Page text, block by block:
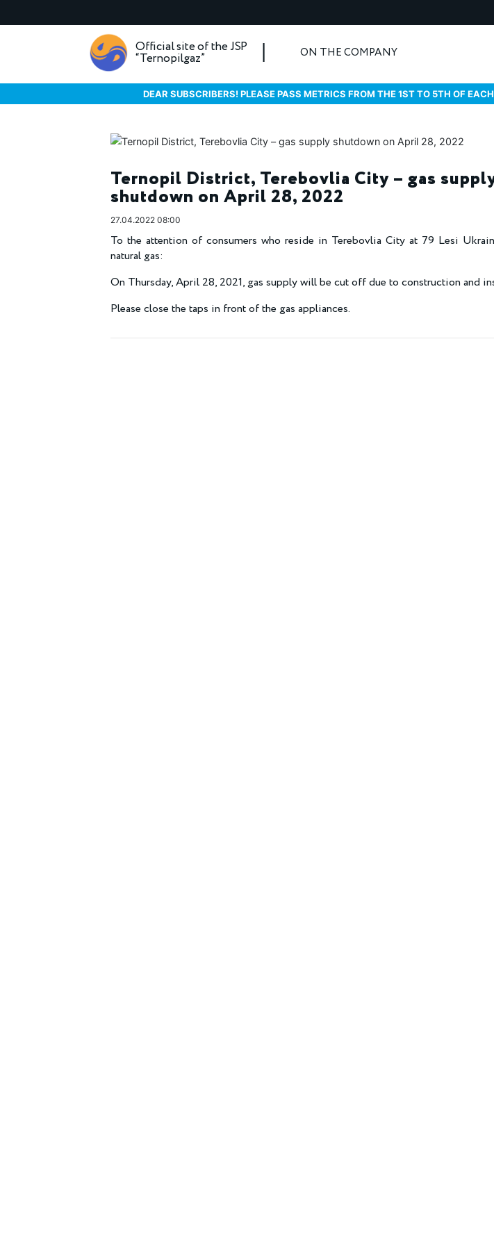
Official site of the JSP
“Ternopilgaz” ON THE COMPANY
DEAR SUBSCRIBERS! PLEASE PASS METRICS FROM THE 1ST TO 5TH OF
Ternopil District, Terebovlia City – gas
shutdown on April 28, 2022
27.04.2022 08:00
To the attention of consumers who reside in Terebovlia City at 79 Lesi
natural gas:
On Thursday, April 28, 2021, gas supply will be cut off due to construction and
Please close the taps in front of the gas appliances.